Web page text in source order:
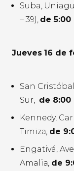
Suba,
– 39), de 5:00
Jueves 16 de
San
Sur, de 8:00
Kennedy,
Timiza, de
Engativá,
Amalia, de